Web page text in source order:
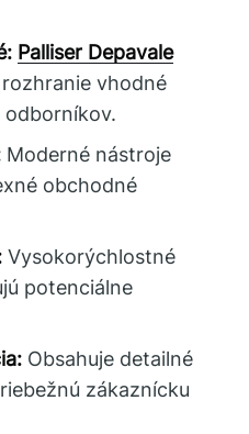
Palliser Depavale
vhodné
Moderné nástroje
obchodné
Vysokorýchlostné
potenciálne
Obsahuje detailné
zákaznícku